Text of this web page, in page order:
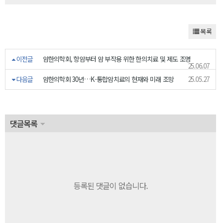
목록
이전글 암한의학회, 항암부터 암 부작용 위한 한의치료 및 제도 조명
25.06.07
다음글
암한의학회 30년…K-통합암치료의 현재와 미래 조망 25.05.27
댓글목록
등록된 댓글이 없습니다.